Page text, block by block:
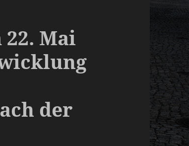
Mai
der